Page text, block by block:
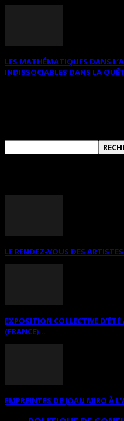
LES MATHÉMATIQUES DANS
INDISSOCIABLES DANS LA
LE RENDEZ-VOUS DES
EXPOSITION COLLECTIVE
(FRANCE)...
EMPREINTES DE JOAN MIRO À